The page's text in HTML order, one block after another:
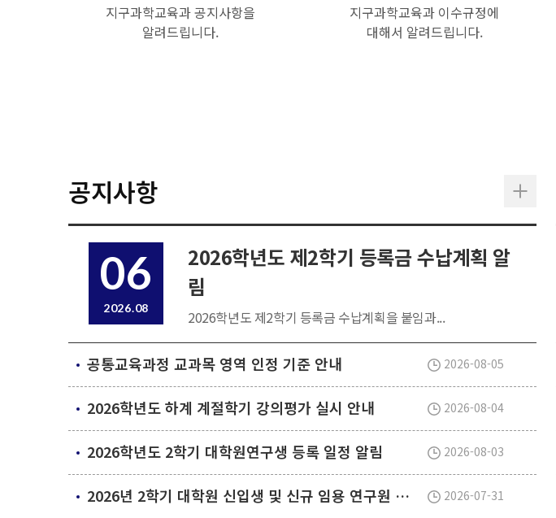
지구과학교육과 공지사항을
알려드립니다.
지구과학교육과 이수규정에
대해서 알려드립니다.
공지사항
06
2026.08
2026학년도 제2학기 등록금 수납계획 알
림
2026학년도 제2학기 등록금 수납계획을 붙임과...
공통교육과정 교과목 영역 인정 기준 안내 2026-08-05
2026학년도 하계 계절학기 강의평가 실시 안내 2026-08-04
2026학년도 2학기 대학원연구생 등록 일정 알림 2026-08-03
2026년 2학기 대학원 신입생 및 신규 임용 연구원 안전환경교육(신규교육) 실시 안내 2026-07-31